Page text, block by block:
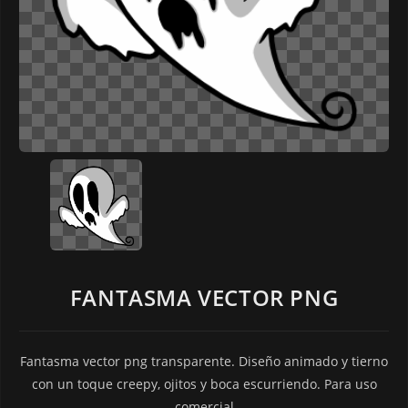
FANTASMA VECTOR PNG
Fantasma vector png transparente. Diseño animado y tierno
con un toque creepy, ojitos y boca escurriendo. Para uso